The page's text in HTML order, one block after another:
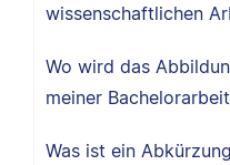
wissenschaftlichen
Wo wird das
meiner
Was ist ein